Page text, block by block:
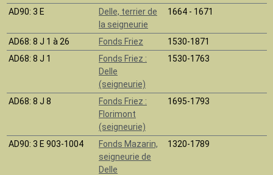
AD90: 3 E
Delle, terrier de
la seigneurie
1664 - 1671
AD68: 8 J 1 à 26 Fonds Friez
1530-1871
AD68: 8 J 1
Fonds Friez :
Delle
(seigneurie)
1530-1763
AD68: 8 J 8
Fonds Friez :
Florimont
(seigneurie)
1695-1793
AD90: 3 E 903-1004
Fonds Mazarin,
seigneurie de
Delle
1320-1789